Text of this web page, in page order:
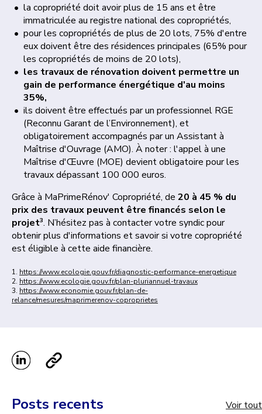
la copropriété doit avoir plus de 15 ans et être
immatriculée au registre national des copropriétés,
pour les copropriétés de plus de 20 lots, 75% d'entre
eux doivent être des résidences principales (65% pour
les copropriétés de moins de 20 lots),
les travaux de rénovation doivent permettre un
gain de performance énergétique d'au moins
35%,
ils doivent être effectués par un professionnel RGE
(Reconnu Garant de l’Environnement), et
obligatoirement accompagnés par un Assistant à
Maîtrise d'Ouvrage (AMO). À noter : l'appel à une
Maîtrise d'Œuvre (MOE) devient obligatoire pour les
travaux dépassant 100 000 euros.
Grâce à MaPrimeRénov' Copropriété, de 20 à 45 % du
prix des travaux peuvent être financés selon le
projet3. N’hésitez pas à contacter votre syndic pour
obtenir plus d'informations et savoir si votre copropriété
est éligible à cette aide financière.
1. https://www.ecologie.gouv.fr/diagnostic-performance-energetique
2. https://www.ecologie.gouv.fr/plan-pluriannuel-travaux
3. https://www.economie.gouv.fr/plan-de-
relance/mesures/maprimerenov-coproprietes
Posts recents Voir tout